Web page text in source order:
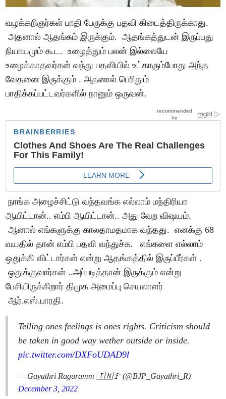
வழக்கறிஞர்கள் பாதி பேருக்கு பதவி கிடைத்திருக்காது.
அதனால் ஆதங்கம் இருக்கும். ஆதங்கத்துடன் இருப்பது
நியாயமும் கூட. உழைத்தும் பலன் இல்லையே
உழைக்காதவர்கள் வந்து பதவியில் உட்காரும்போது அந்த
வேதனை இருக்கும் . அதனால் பெரிதும்
பாதிக்கப்பட்டவர்களில் நானும் ஒருவன்.
நாங்க அழைச்சிட்டு வந்தவங்க எல்லாம் மந்திரியா
ஆயிட்டான்.. எம்பி ஆயிட்டான்.. அது வேற விஷயம்.
ஆனால் எங்களுக்கு காலதாமதமாக வந்தது. எனக்கு 68
வயதில் தான் எம்பி பதவி வந்துச்சு. எங்களை எல்லாம்
ஒதுக்கி விட்டார்கள் என்று ஆதங்கத்தில் இருப்பீர்கள் .
ஒதுக்குவார்கள் ..அப்படித்தான் இருக்கும் என்று
பேசியிருக்கிறார் திமுக அமைப்பு செயலாளர்
ஆர்.எஸ்.பாரதி.
Telling ones feelings is ones rights. Criticism should
be taken in good way wether outside or inside.
pic.twitter.com/DXFoUDAD9l
— Gayathri Raguramm 🇮🇳🚩 (@BJP_Gayathri_R)
December 3, 2022